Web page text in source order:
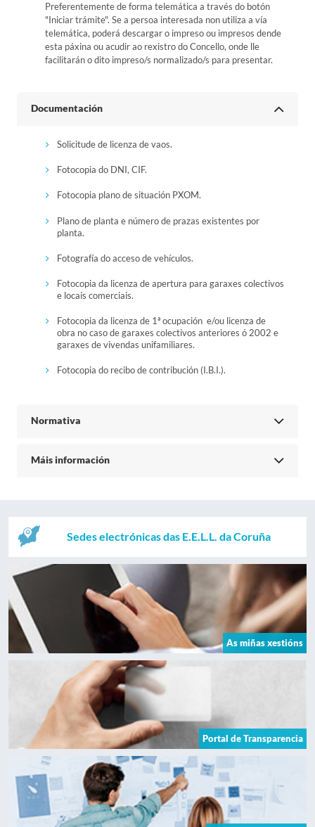
Preferentemente de forma telemática a través do botón
"Iniciar trámite". Se a persoa interesada non utiliza a vía
telemática, poderá descargar o impreso ou impresos dende
esta páxina ou acudir ao rexistro do Concello, onde lle
facilitarán o dito impreso/s normalizado/s para presentar.
Documentación
Solicitude de licenza de vaos.
Fotocopia do DNI, CIF.
Fotocopia plano de situación PXOM.
Plano de planta e número de prazas existentes por
planta.
Fotografía do acceso de vehículos.
Fotocopia da licenza de apertura para garaxes colectivos
e locais comerciais.
Fotocopia da licenza de 1ª ocupación e/ou licenza de
obra no caso de garaxes colectivos anteriores ó 2002 e
garaxes de vivendas unifamiliares.
Fotocopia do recibo de contribución (I.B.I.).
Normativa
Máis información
Sedes electrónicas das E.E.L.L. da Coruña
As miñas xestións
Portal de Transparencia